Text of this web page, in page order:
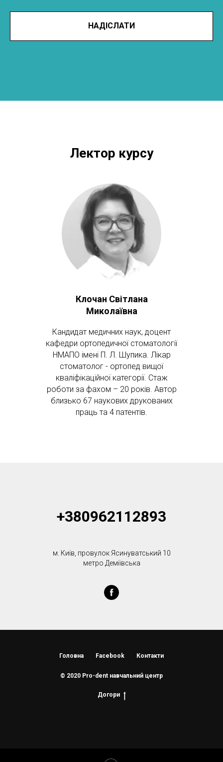
НАДІСЛАТИ
Лектор курсу
Клочан Світлана
Миколаївна
Кандидат медичних наук, доцент
кафедри ортопедичної стоматології
НМАПО імені П. Л. Шупика. Лікар
стоматолог - ортопед вищої
кваліфікаційної категорії. Стаж
роботи за фахом – 20 років. Автор
близько 67 наукових друкованих
праць та 4 патентів.
+380962112893
м. Київ, провулок Ясинуватський 10
метро Деміївська
Головна Facebook Контакти
© 2020 Pro-dent навчальний центр
Догори